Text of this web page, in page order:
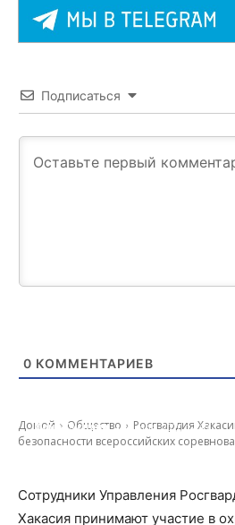
Подписаться
0 КОММЕНТАРИЕВ